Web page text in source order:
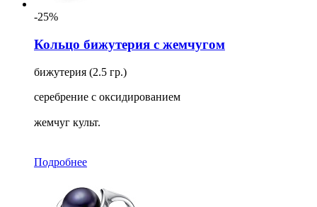
-25%
Кольцо бижутерия с жемчугом
бижутерия (2.5 гр.)
серебрение с оксидированием
жемчуг культ.
Подробнее